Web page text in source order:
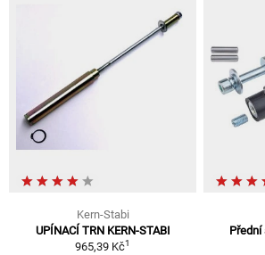
Kern-Stabi
UPÍNACÍ TRN KERN-STABI
965,39 Kč1
Přední